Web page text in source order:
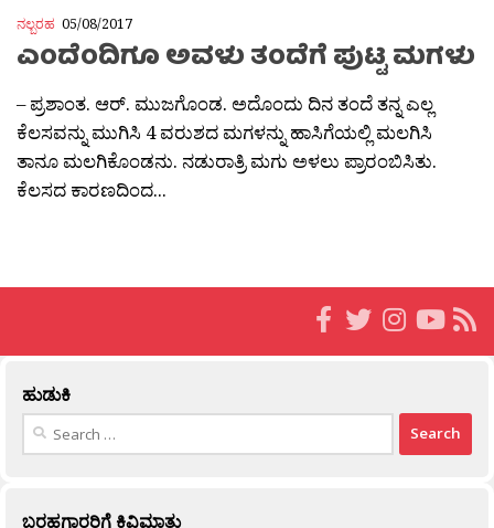
ನಲ್ಬರಹ 05/08/2017
ಎಂದೆಂದಿಗೂ ಅವಳು ತಂದೆಗೆ ಪುಟ್ಟ ಮಗಳು
– ಪ್ರಶಾಂತ. ಆರ್. ಮುಜಗೊಂಡ. ಅದೊಂದು ದಿನ ತಂದೆ ತನ್ನ ಎಲ್ಲ
ಕೆಲಸವನ್ನು ಮುಗಿಸಿ 4 ವರುಶದ ಮಗಳನ್ನು ಹಾಸಿಗೆಯಲ್ಲಿ ಮಲಗಿಸಿ
ತಾನೂ ಮಲಗಿಕೊಂಡನು. ನಡುರಾತ್ರಿ ಮಗು ಅಳಲು ಪ್ರಾರಂಬಿಸಿತು.
ಕೆಲಸದ ಕಾರಣದಿಂದ...
ಹುಡುಕಿ
Search
ಬರಹಗಾರರಿಗೆ ಕಿವಿಮಾತು